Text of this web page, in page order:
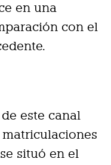
en una
con el
este canal
situó en el